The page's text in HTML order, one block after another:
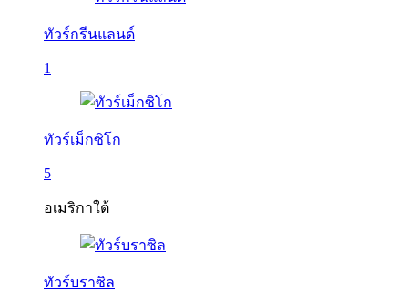
ทัวร์กรีนแลนด์
1
ทัวร์เม็กซิโก
5
อเมริกาใต้
ทัวร์บราซิล